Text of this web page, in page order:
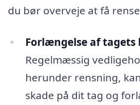
du bør overveje at få
Forlængelse af tagets
Regelmæssig
herunder rensning,
skade på dit tag og